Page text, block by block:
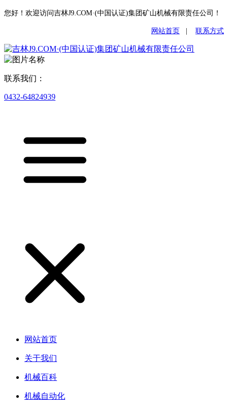
您好！欢迎访问吉林J9.COM·(中国认证)集团矿山机械有限责任公司！
网站首页 联系方式
联系我们：
0432-64824939
网站首页
关于我们
机械百科
机械自动化